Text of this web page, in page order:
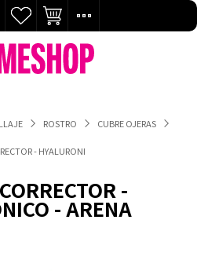
ROSTRO CUBRE OJERAS
- HYALURONICO - ARENA
-
- ARENA